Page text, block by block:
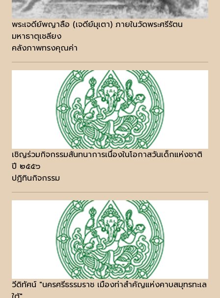
พระเจดีย์พญาลือ (เจดีย์มุเตา) ภายในวัดพระศรีรัตน
มหาธาตุเชลียง
คลังภาพทรงคุณค่า
เชิญร่วมกิจกรรมสันทนาการเนื่องในโอกาสวันเด็กแห่งชาติ
ปี ๒๕๕๖
ปฏิทินกิจกรรม
วีดิทัศน์ "นครศรีธรรมราช เมืองท่าสำคัญแห่งคาบสมุทรทะเล